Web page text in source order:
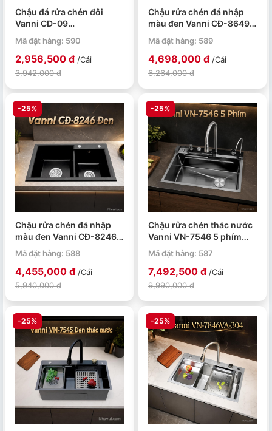
Chậu đá rửa chén đôi
Vanni CD-09
985x480x220mm màu
trắng
Mã đặt hàng: 590
2,956,500 đ /Cái
3,942,000 đ
Chậu rửa chén đá nhập
màu đen Vanni CĐ-8649 2
hộc 860x490x220mm
Mã đặt hàng: 589
4,698,000 đ /Cái
6,264,000 đ
-25%
Chậu rửa chén đá nhập
màu đen Vanni CĐ-8246 2
hộc 820x460x220mm
Mã đặt hàng: 588
4,455,000 đ /Cái
5,940,000 đ
-25%
Chậu rửa chén thác nước
Vanni VN-7546 5 phím
inox 304
750x450x230mm
Mã đặt hàng: 587
7,492,500 đ /Cái
9,990,000 đ
-25% -25%